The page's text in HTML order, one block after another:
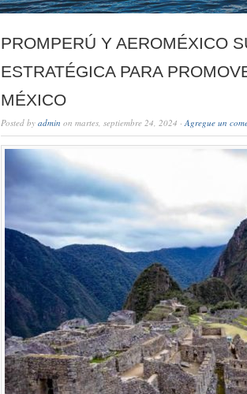
PROMPERÚ Y AEROMÉXICO
ESTRATÉGICA PARA
MÉXICO
Posted by admin on martes, septiembre 24, 2024 ·Agregue un